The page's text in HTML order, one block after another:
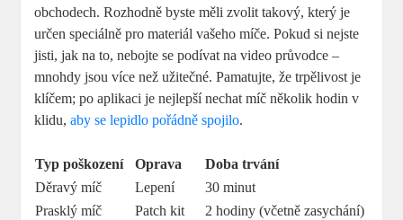
obchodech. Rozhodně byste měli zvolit takový, který je
určen speciálně pro materiál vašeho míče. Pokud si nejste
jisti, jak na to, nebojte se podívat na video průvodce –
mnohdy jsou více než užitečné. Pamatujte, že trpělivost je
klíčem; po aplikaci je nejlepší nechat míč několik hodin v
klidu,aby se lepidlo pořádně spojilo.
Typ poškození Oprava
Doba trvání
Děravý míč
Lepení
30 minut
Prasklý míč
Patch kit
2 hodiny (včetně zasychání)